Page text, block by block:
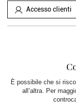
Accesso clienti
È possibile che si
all’altra. Per